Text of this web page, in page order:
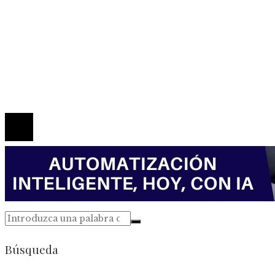
Búsqueda